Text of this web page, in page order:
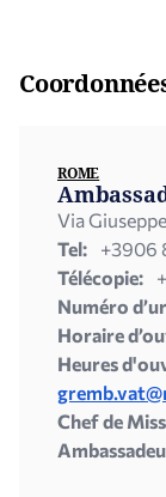
ROME
Via
Tel:
+3906
Télécopie:
Numéro
Horaire
Heures
Chef de